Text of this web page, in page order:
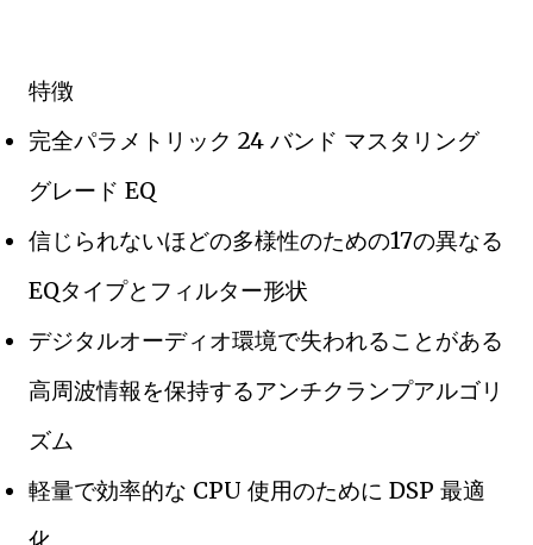
特徴
完全パラメトリック 24 バンド マスタリング
グレード EQ
信じられないほどの多様性のための17の異なる
EQタイプとフィルター形状
デジタルオーディオ環境で失われることがある
高周波情報を保持するアンチクランプアルゴリ
ズム
軽量で効率的な CPU 使用のために DSP 最適